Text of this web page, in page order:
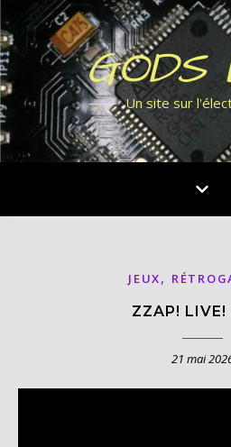
GODS
Un site sur
JEUX,
ZZAP!
21 mai